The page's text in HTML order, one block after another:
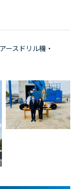
ースドリル機・